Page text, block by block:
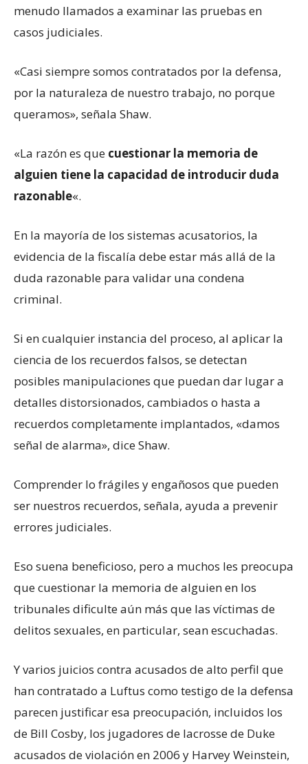
menudo llamados a examinar las pruebas en
casos judiciales.
«Casi siempre somos contratados por la defensa,
por la naturaleza de nuestro trabajo, no porque
queramos», señala Shaw.
«La razón es que cuestionar la memoria de
alguien tiene la capacidad de introducir duda
razonable«.
En la mayoría de los sistemas acusatorios, la
evidencia de la fiscalía debe estar más allá de la
duda razonable para validar una condena
criminal.
Si en cualquier instancia del proceso, al aplicar la
ciencia de los recuerdos falsos, se detectan
posibles manipulaciones que puedan dar lugar a
detalles distorsionados, cambiados o hasta a
recuerdos completamente implantados, «damos
señal de alarma», dice Shaw.
Comprender lo frágiles y engañosos que pueden
ser nuestros recuerdos, señala, ayuda a prevenir
errores judiciales.
Eso suena beneficioso, pero a muchos les preocupa
que cuestionar la memoria de alguien en los
tribunales dificulte aún más que las víctimas de
delitos sexuales, en particular, sean escuchadas.
Y varios juicios contra acusados de alto perfil que
han contratado a Luftus como testigo de la defensa
parecen justificar esa preocupación, incluidos los
de Bill Cosby, los jugadores de lacrosse de Duke
acusados de violación en 2006 y Harvey Weinstein,